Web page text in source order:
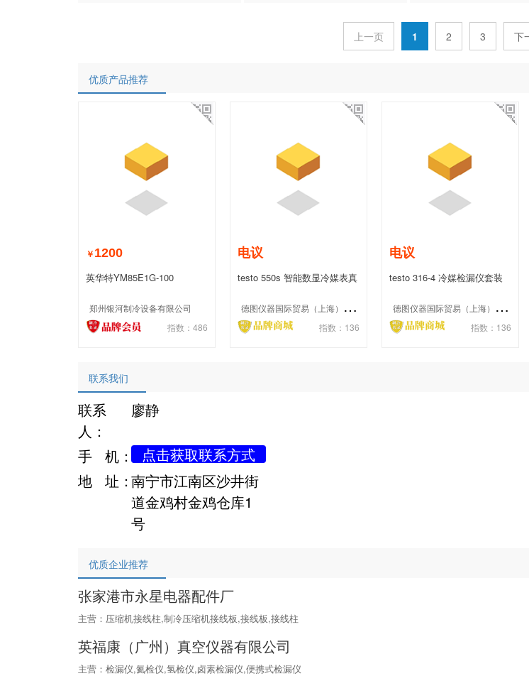
上一页 1 2 3 下
优质产品推荐
￥ 1200
英华特YM85E1G-100
郑州银河制冷设备有限公司
指数：486
电议
testo 550s 智能数显冷媒表真
德
图仪器国际贸易（上海）有限公司
指数：136
电议
testo 316-4 冷媒检漏仪套装
德
图仪器国际贸易（上海）有限公司
指数：136
联系我们
联系
人：
廖静
手 机： 点击获取联系方式
地 址：南宁市江南区沙井街
道金鸡村金鸡仓库1
号
优质企业推荐
张家港市永星电器配件厂
主营：压缩机接线柱,制冷压缩机接线板,接线板,接线柱
英福康（广州）真空仪器有限公司
主营：检漏仪,氦检仪,氢检仪,卤素检漏仪,便携式检漏仪